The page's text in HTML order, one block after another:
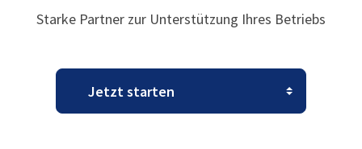
Starke Partner zur Unterstützung Ihres Betriebs